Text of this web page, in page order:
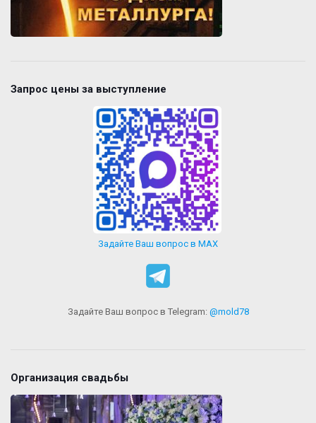
Запрос цены за выступление
Задайте Ваш вопрос в MAX
Задайте Ваш вопрос в Telegram: @mold78
Организация свадьбы